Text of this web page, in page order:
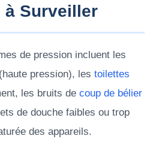
à Surveiller
de pression incluent les
(haute pression), les toilettes
les bruits de coup de bélier
de douche faibles ou trop
des appareils.